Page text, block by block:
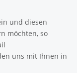
und diesen
möchten, so
uns mit Ihnen in